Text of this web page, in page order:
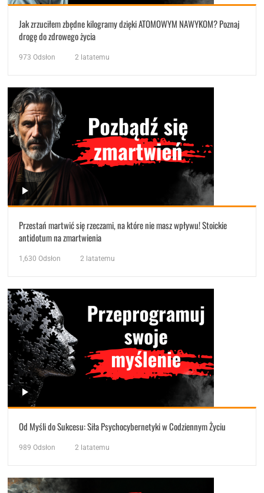
Jak zrzuciłem zbędne kilogramy dzięki ATOMOWYM NAWYKOM? Poznaj
drogę do zdrowego życia
973 Odsłon 2 latatemu
Przestań martwić się rzeczami, na które nie masz wpływu! Stoickie
antidotum na zmartwienia
1,630 Odsłon 2 latatemu
Od Myśli do Sukcesu: Siła Psychocybernetyki w Codziennym Życiu
989 Odsłon 2 latatemu